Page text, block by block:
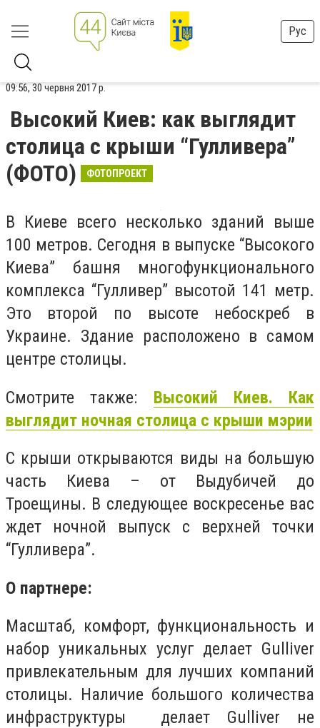
Рус
09:56, 30 червня 2017 р.
Высокий Киев: как выглядит
столица с крыши “Гулливера”
(ФОТО)
ФОТОПРОЕКТ
В Киеве всего несколько зданий выше
100 метров. Сегодня в выпуске “Высокого
Киева” башня многофункционального
комплекса “Гулливер” высотой 141 метр.
Это второй по высоте небоскреб в
Украине. Здание расположено в самом
центре столицы.
Смотрите также: Высокий Киев. Как
выглядит ночная столица с крыши мэрии
С крыши открываются виды на большую
часть Киева – от Выдубичей до
Троещины. В следующее воскресенье вас
ждет ночной выпуск с верхней точки
“Гулливера”.
О партнере:
Масштаб, комфорт, функциональность и
набор уникальных услуг делает Gulliver
привлекательным для лучших компаний
столицы. Наличие большого количества
инфраструктуры делает Gulliver не